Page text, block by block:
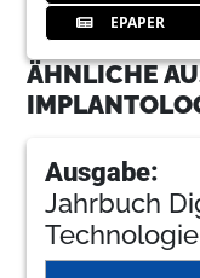
EPAPER
ÄHNLICHE
Ausgabe:
Jahrbuch